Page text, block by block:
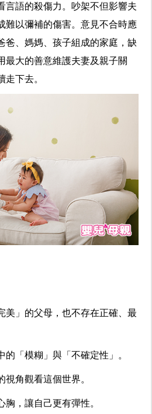
言語的殺傷力。吵架不但影響夫
難以彌補的傷害。意見不合時應
爸、媽媽、孩子組成的家庭，缺
最大的善意維護夫妻及親子關
下去。
美」的父母，也不存在正確、最
的「模糊」與「不確定性」。
視角觀看這個世界。
胸，讓自己更有彈性。